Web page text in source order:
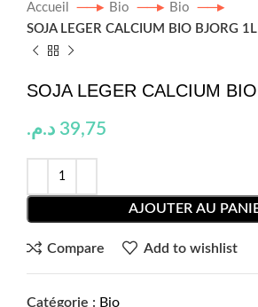
Accueil Bio
Bio
SOJA LEGER CALCIUM BIO BJORG 1L
SOJA LEGER CALCIUM
39,75 د.م.
AJOUTER AU
Compare Add to wishlist
Catégorie : Bio